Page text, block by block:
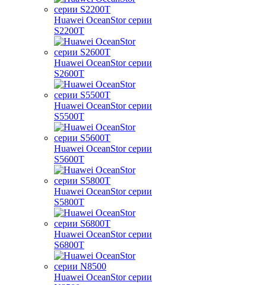
Huawei OceanStor серии
S2200T
Huawei OceanStor серии
S2600T
Huawei OceanStor серии
S5500T
Huawei OceanStor серии
S5600T
Huawei OceanStor серии
S5800T
Huawei OceanStor серии
S6800T
Huawei OceanStor серии